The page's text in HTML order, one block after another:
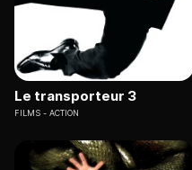
Le transporteur 3
FILMS ACTION